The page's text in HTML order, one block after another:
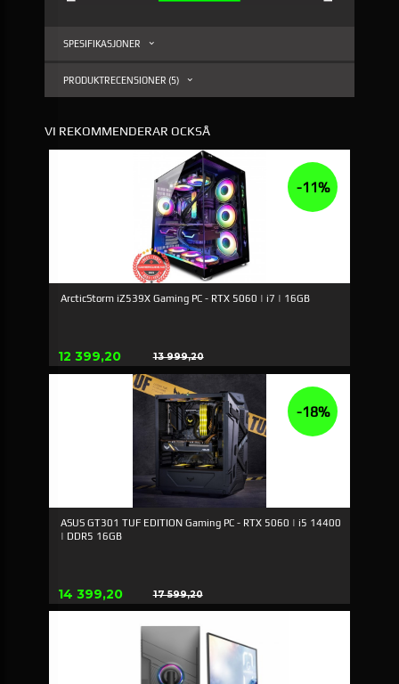
SPESIFIKASJONER
PRODUKTRECENSIONER (5)
VI REKOMMENDERAR OCKSÅ
ArcticStorm iZ539X Gaming PC - RTX 5060 | i7 | 16GB
Erbjudande
12 399,20 13 999,20
Rabatt
-11%
ASUS GT301 TUF EDITION Gaming PC - RTX 5060 | i5 14400
| DDR5 16GB
Erbjudande
14 399,20 17 599,20
Rabatt
-18%